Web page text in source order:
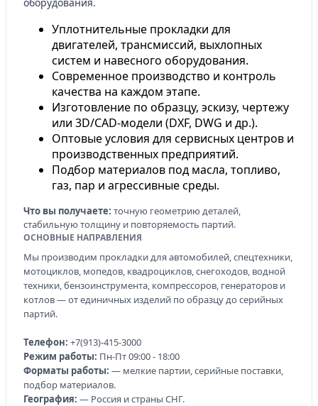
Уплотнительные прокладки для
двигателей, трансмиссий, выхлопных
систем и навесного оборудования.
Современное производство и контроль
качества на каждом этапе.
Изготовление по образцу, эскизу, чертежу
или 3D/CAD-модели (DXF, DWG и др.).
Оптовые условия для сервисных центров и
производственных предприятий.
Подбор материалов под масла, топливо,
газ, пар и агрессивные среды.
Что вы получаете: точную геометрию деталей,
стабильную толщину и повторяемость партий.
ОСНОВНЫЕ НАПРАВЛЕНИЯ
Мы производим прокладки для автомобилей, спецтехники,
мотоциклов, мопедов, квадроциклов, снегоходов, водной
техники, бензоинструмента, компрессоров, генераторов и
котлов — от единичных изделий по образцу до серийных
партий.
Телефон: +7(913)-415-3000
Режим работы: Пн-Пт 09:00 - 18:00
Форматы работы: — мелкие партии, серийные поставки,
подбор материалов.
География: — Россия и страны СНГ.